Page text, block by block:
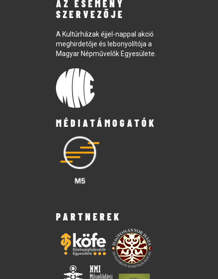
AZ ESEMÉNY
SZERVEZŐJE
A Kultúrházak éjjel-nappal akció
meghirdetője és lebonyolítója a
Magyar Népművelők Egyesülete.
MÉDIATÁMOGATÓK
PARTNEREK